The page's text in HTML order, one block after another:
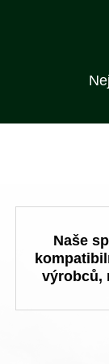
Naše
výrobců,